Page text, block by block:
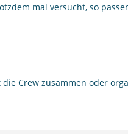
mal versucht, so
Crew zusammen oder